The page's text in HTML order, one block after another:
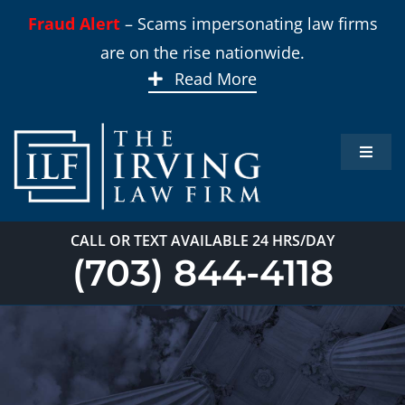
Fraud Alert– Scams impersonating law firms
are on the rise nationwide.
Read More
Toggle
CALL OR TEXT AVAILABLE 24 HRS/DAY
(703) 844-4118